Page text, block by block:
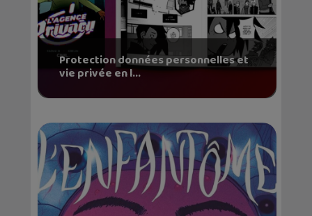
Protection données personnelles et
vie privée en l...